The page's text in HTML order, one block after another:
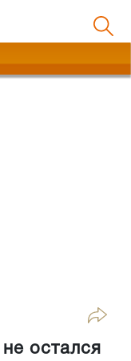
остался